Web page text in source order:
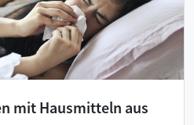
mit Hausmitteln aus